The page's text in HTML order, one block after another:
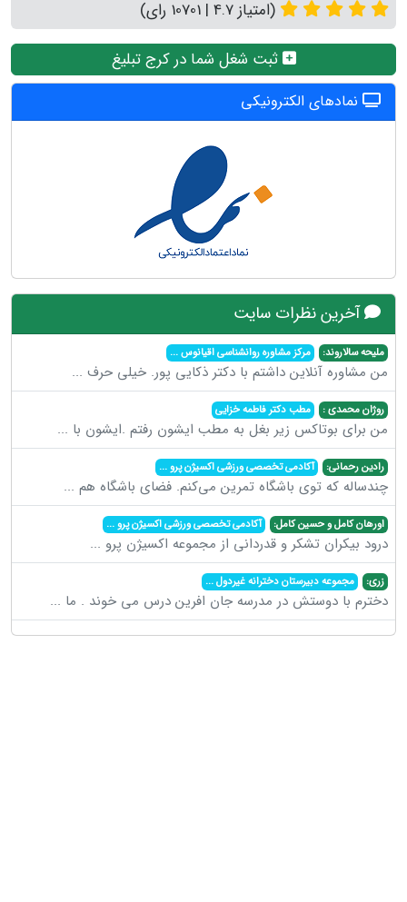
(امتیاز 4.7 | 10701 رای)
ثبت شغل شما در کرج تبلیغ
نمادهای الکترونیکی
آخرین نظرات سایت
ملیحه سالاروند: مرکز مشاوره روانشناسی اقیانوس...
من مشاوره آنلاین داشتم با دکتر ذکایی پور. خیلی حرف ...
روژان محمدی : مطب دکتر فاطمه خزایی
من برای بوتاکس زیر بغل به مطب ایشون رفتم .ایشون با ...
رادین رحمانی: آکادمی تخصصی ورزشی اکسیژن پرو...
چندساله که توی باشگاه تمرین می‌کنم. فضای باشگاه هم ...
اورهان کامل و حسین کامل: آکادمی تخصصی ورزشی اکسیژن پرو...
درود بیکران تشکر و قدردانی از مجموعه اکسیژن پرو ...
زری: مجموعه دبیرستان دخترانه غیردول...
دخترم با دوستش در مدرسه جان افرین درس می خوند . ما ...